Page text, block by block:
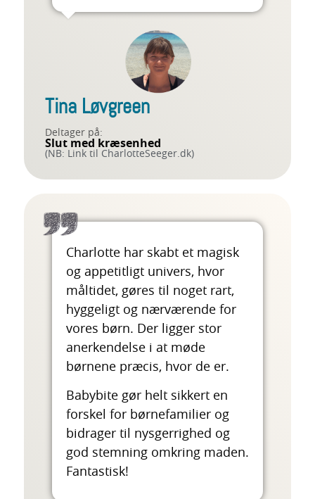
Tina Løvgreen
Deltager på:
Slut med kræsenhed
(NB: Link til CharlotteSeeger.dk)
Charlotte har skabt et magisk
og appetitligt univers, hvor
måltidet, gøres til noget rart,
hyggeligt og nærværende for
vores børn. Der ligger stor
anerkendelse i at møde
børnene præcis, hvor de er.
Babybite gør helt sikkert en
forskel for børnefamilier og
bidrager til nysgerrighed og
god stemning omkring maden.
Fantastisk!